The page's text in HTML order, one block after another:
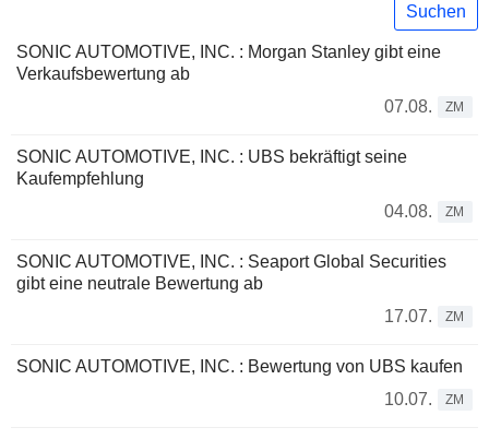
Suchen
SONIC AUTOMOTIVE, INC. : Morgan Stanley gibt eine
Verkaufsbewertung ab
07.08.
ZM
SONIC AUTOMOTIVE, INC. : UBS bekräftigt seine
Kaufempfehlung
04.08.
ZM
SONIC AUTOMOTIVE, INC. : Seaport Global Securities
gibt eine neutrale Bewertung ab
17.07.
ZM
SONIC AUTOMOTIVE, INC. : Bewertung von UBS kaufen
10.07.
ZM